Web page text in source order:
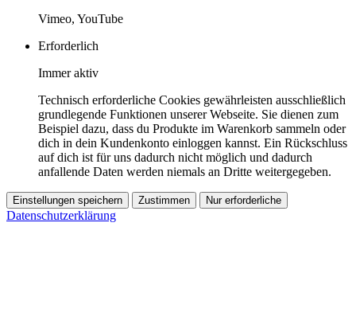
Vimeo, YouTube
Erforderlich
Immer aktiv
Technisch erforderliche Cookies gewährleisten ausschließlich
grundlegende Funktionen unserer Webseite. Sie dienen zum
Beispiel dazu, dass du Produkte im Warenkorb sammeln oder
dich in dein Kundenkonto einloggen kannst. Ein Rückschluss
auf dich ist für uns dadurch nicht möglich und dadurch
anfallende Daten werden niemals an Dritte weitergegeben.
Einstellungen speichern Zustimmen Nur erforderliche
Datenschutzerklärung